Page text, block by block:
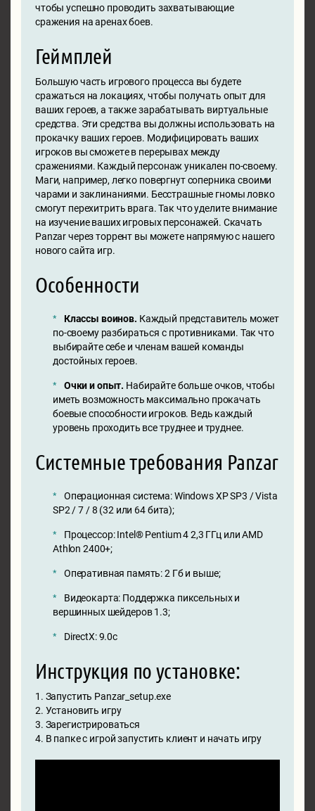
чтобы успешно проводить захватывающие
сражения на аренах боев.
Геймплей
Большую часть игрового процесса вы будете
сражаться на локациях, чтобы получать опыт для
ваших героев, а также зарабатывать виртуальные
средства. Эти средства вы должны использовать на
прокачку ваших героев. Модифицировать ваших
игроков вы сможете в перерывах между
сражениями. Каждый персонаж уникален по-своему.
Маги, например, легко повергнут соперника своими
чарами и заклинаниями. Бесстрашные гномы ловко
смогут перехитрить врага. Так что уделите внимание
на изучение ваших игровых персонажей. Скачать
Panzar через торрент вы можете напрямую с нашего
нового сайта игр.
Особенности
Классы воинов. Каждый представитель может
по-своему разбираться с противниками. Так что
выбирайте себе и членам вашей команды
достойных героев.
Очки и опыт. Набирайте больше очков, чтобы
иметь возможность максимально прокачать
боевые способности игроков. Ведь каждый
уровень проходить все труднее и труднее.
Системные требования Panzar
Операционная система: Windows XP SP3 / Vista
SP2 / 7 / 8 (32 или 64 бита);
Процессор: Intel® Pentium 4 2,3 ГГц или AMD
Athlon 2400+;
Оперативная память: 2 Гб и выше;
Видеокарта: Поддержка пиксельных и
вершинных шейдеров 1.3;
DirectX: 9.0c
Инструкция по установке:
1. Запустить Panzar_setup.exe
2. Установить игру
3. Зарегистрироваться
4. В папке с игрой запустить клиент и начать игру